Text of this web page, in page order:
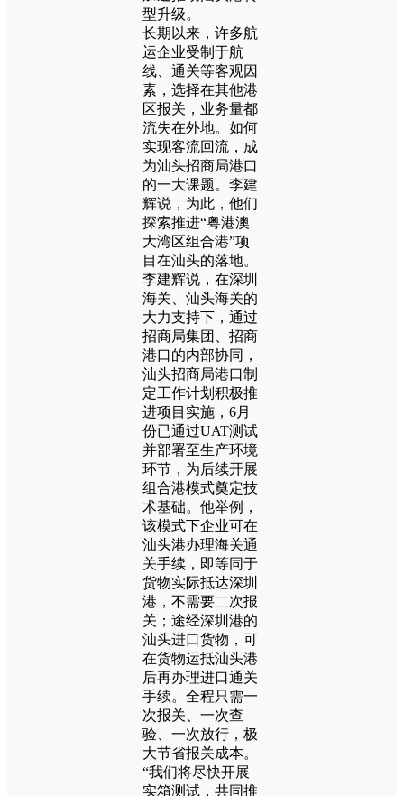
型升级。
长期以来，许多航
运企业受制于航
线、通关等客观因
素，选择在其他港
区报关，业务量都
流失在外地。如何
实现客流回流，成
为汕头招商局港口
的一大课题。李建
辉说，为此，他们
探索推进“粤港澳
大湾区组合港”项
目在汕头的落地。
李建辉说，在深圳
海关、汕头海关的
大力支持下，通过
招商局集团、招商
港口的内部协同，
汕头招商局港口制
定工作计划积极推
进项目实施，6月
份已通过UAT测试
并部署至生产环境
环节，为后续开展
组合港模式奠定技
术基础。他举例，
该模式下企业可在
汕头港办理海关通
关手续，即等同于
货物实际抵达深圳
港，不需要二次报
关；途经深圳港的
汕头进口货物，可
在货物运抵汕头港
后再办理进口通关
手续。全程只需一
次报关、一次查
验、一次放行，极
大节省报关成本。
“我们将尽快开展
实箱测试，共同推